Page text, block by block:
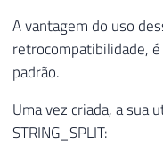
45
46
47
49
50
END
A vantagem do uso
retrocompatibilidade,
padrão.
Uma vez criada, a sua
STRING_SPLIT: